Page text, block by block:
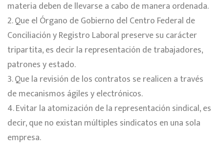
materia deben de llevarse a cabo de manera ordenada.
2. Que el Órgano de Gobierno del Centro Federal de
Conciliación y Registro Laboral preserve su carácter
tripartita, es decir la representación de trabajadores,
patrones y estado.
3. Que la revisión de los contratos se realicen a través
de mecanismos ágiles y electrónicos.
4. Evitar la atomización de la representación sindical, es
decir, que no existan múltiples sindicatos en una sola
empresa.